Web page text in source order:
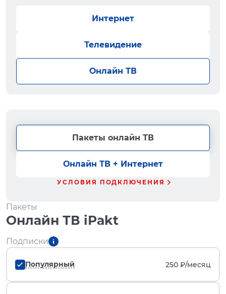
Интернет
Телевидение
Онлайн ТВ
Пакеты онлайн ТВ
Онлайн ТВ + Интернет
УСЛОВИЯ ПОДКЛЮЧЕНИЯ
Пакеты
Онлайн ТВ iPakt
Подписки
Популярный 250 ₽/месяц